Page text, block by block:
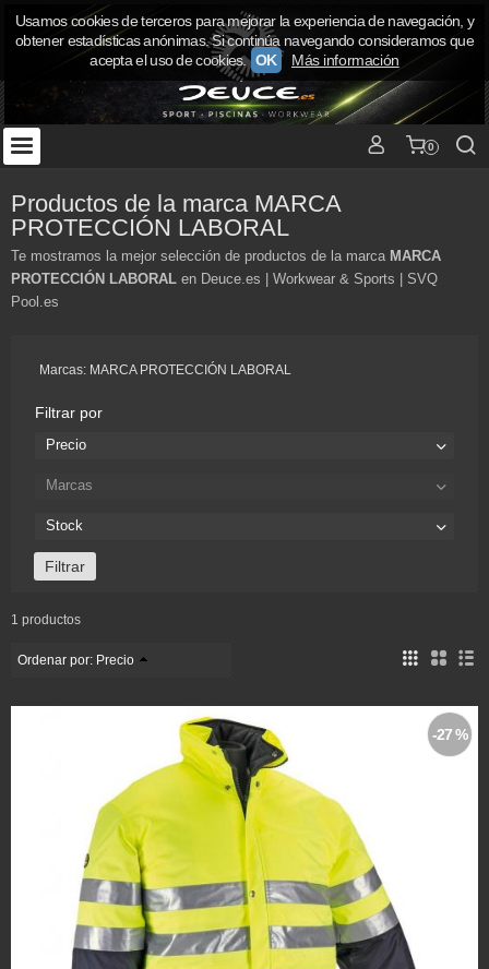
0
Productos de la marca MARCA
PROTECCIÓN LABORAL
Te mostramos la mejor selección de productos de la marca MARCA
PROTECCIÓN LABORAL en Deuce.es | Workwear & Sports | SVQ
Pool.es
Marcas: MARCA PROTECCIÓN LABORAL
Filtrar por
Precio
Marcas
Stock
1 productos
Ordenar por: Precio
-27 %
Usamos cookies de terceros para mejorar la experiencia de navegación, y
obtener estadísticas anónimas. Si continúa navegando consideramos que
acepta el uso de cookies. OK Más información